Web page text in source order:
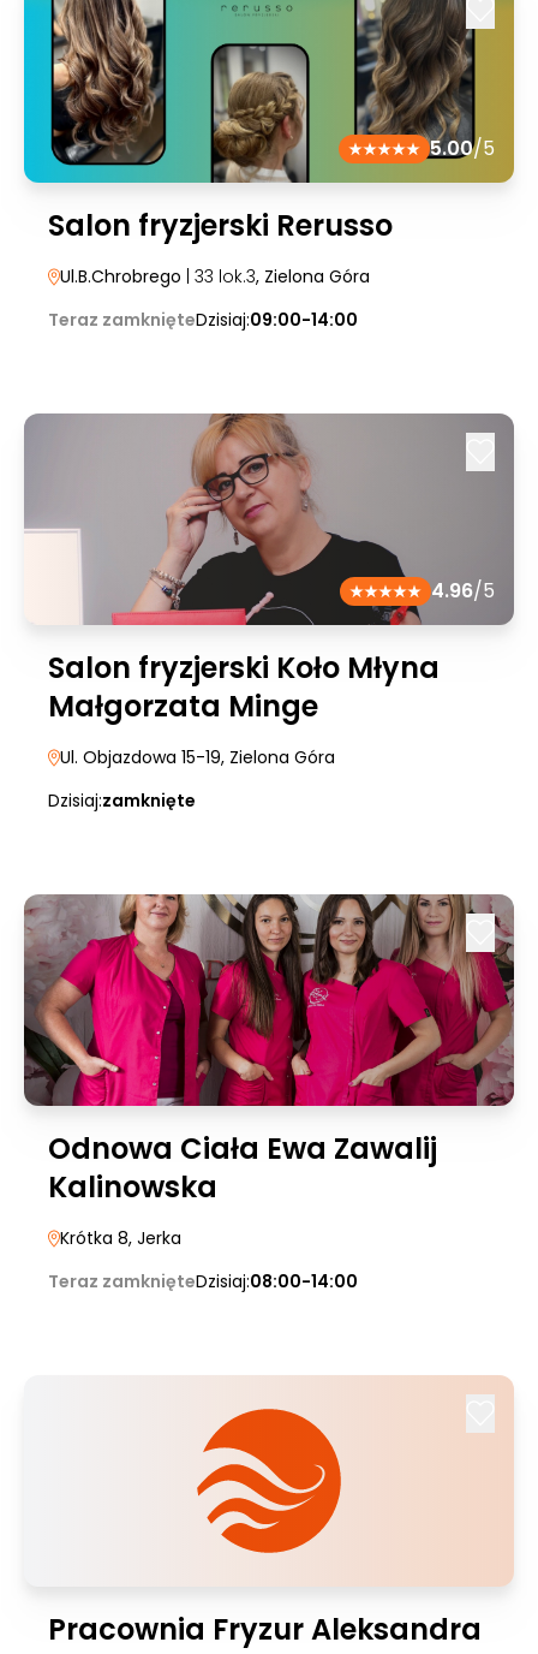
5.00/5
Salon fryzjerski Rerusso
Ul.B.Chrobrego | 33 lok.3, Zielona Góra
Teraz zamknięteDzisiaj:09:00-14:00
4.96/5
Salon fryzjerski Koło Młyna
Małgorzata Minge
Ul. Objazdowa 15-19, Zielona Góra
Dzisiaj:zamknięte
Odnowa Ciała Ewa Zawalij
Kalinowska
Krótka 8, Jerka
Teraz zamknięteDzisiaj:08:00-14:00
Pracownia Fryzur Aleksandra